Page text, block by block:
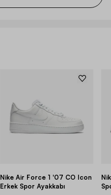
Nike Air Force 1 '07 CO Icon
Erkek Spor Ayakkabı